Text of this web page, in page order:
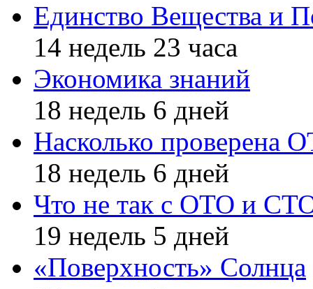
Единство Вещества и
14 недель 23 часа
Экономика знаний
18 недель 6 дней
Насколько проверена
18 недель 6 дней
Что не так с ОТО и
19 недель 5 дней
«Поверхность» Солнца